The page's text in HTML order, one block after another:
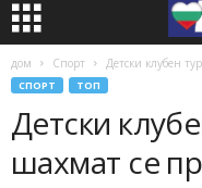
дом Спорт Детски клубен
СПОРТ ТОП
Детски
шахмат се